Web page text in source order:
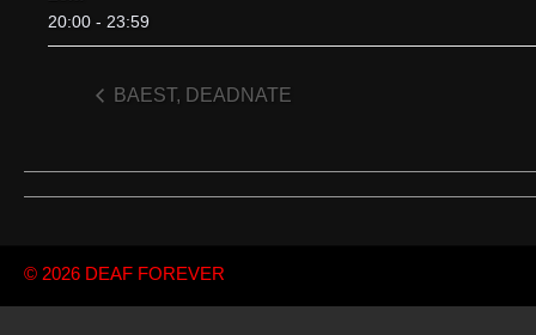
20:00 - 23:59
BAEST, DEADNATE
© 2026 DEAF FOREVER